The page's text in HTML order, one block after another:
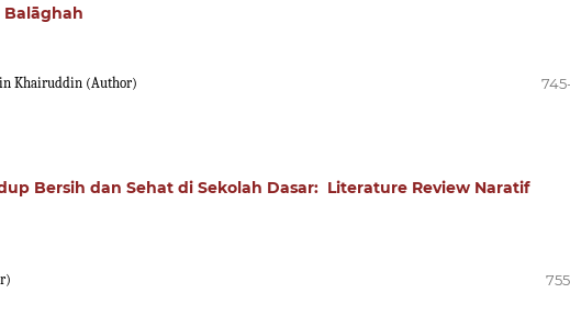
Balāghah
Khairuddin (Author)
Bersih dan Sehat di Sekolah Dasar: Literature Review Naratif